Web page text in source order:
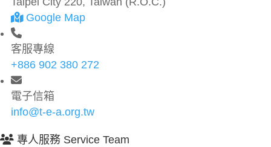
Google Map
客服專線
+886 902 380 272
電子信箱
info@t-e-a.org.tw
專人服務 Service Team